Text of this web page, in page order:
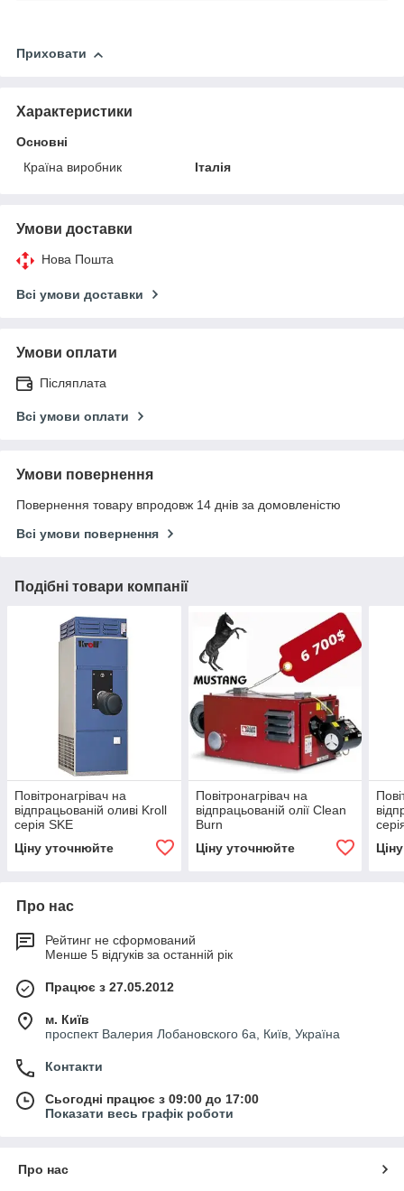
Приховати
Характеристики
Основні
Країна виробник
Італія
Умови доставки
Нова Пошта
Всі умови доставки
Умови оплати
Післяплата
Всі умови оплати
Умови повернення
Повернення товару впродовж 14 днів за домовленістю
Всі умови повернення
Подібні товари компанії
Повітронагрівач на
відпрацьованій оливі Kroll
серія SKE
Ціну уточнюйте
Повітронагрівач на
відпрацьованій олії Clean
Burn
Ціну уточнюйте
Про нас
Рейтинг не сформований
Менше 5 відгуків за останній рік
Працює з 27.05.2012
м. Київ
проспект Валерия Лобановского 6а, Київ, Україна
Контакти
Сьогодні працює з 09:00 до 17:00
Показати весь графік роботи
Про нас